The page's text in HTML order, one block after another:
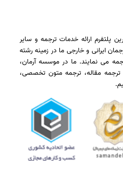
پلتفرم ارائه خدمات ترجمه و سایر
ایرانی و خارجی ما در زمینه رشته
می نمایند. ما در موسسه آرمان،
مقاله، ترجمه متون تخصصی،